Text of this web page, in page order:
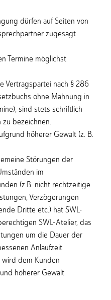
dürfen auf Seiten von
zugesagt
Termine möglichst
Vertragspartei nach § 286
ohne Mahnung in
sind stets schriftlich
bezeichnen.
höherer Gewalt (z. B.
Störungen der
im
(z.B. nicht rechtzeitige
Verzögerungen
Dritte etc.) hat SWL-
SWL-Atelier, das
um die Dauer der
Anlaufzeit
wird dem Kunden
höherer Gewalt